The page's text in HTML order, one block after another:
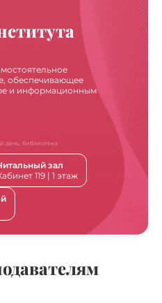
обеспечивающее
и информационным
день, библиотека
зал
119 | 1 этаж